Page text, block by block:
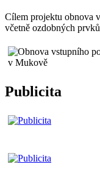
Cílem projektu obnova
včetně ozdobných
Publicita